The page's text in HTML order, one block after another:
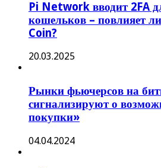
Pi Network вводит 2FA
кошельков – повлияет
Coin?
20.03.2025
Рынки фьючерсов на
сигнализируют о
покупки»
04.04.2024